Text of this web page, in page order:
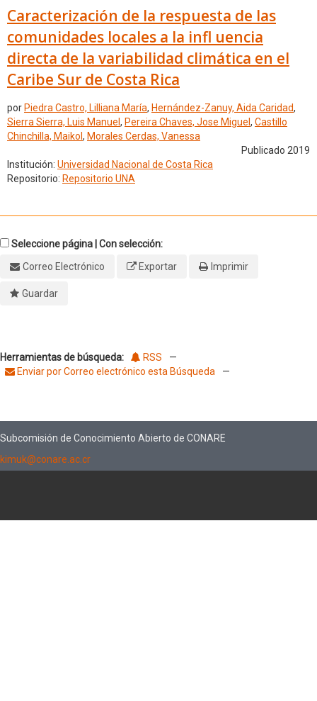
Caracterización de la respuesta de las
comunidades locales a la infl uencia
directa de la variabilidad climática en el
Caribe Sur de Costa Rica
por Piedra Castro, Lilliana María, Hernández-Zanuy, Aida Caridad,
Sierra Sierra, Luis Manuel , Pereira Chaves, Jose Miguel , Castillo
Chinchilla, Maikol , Morales Cerdas, Vanessa
Publicado 2019
Institución: Universidad Nacional de Costa Rica
Repositorio: Repositorio UNA
Seleccione página | Con selección:
Correo Electrónico
Exportar Imprimir
Guardar
Herramientas de búsqueda: RSS
—
Enviar por Correo electrónico esta Búsqueda
—
Subcomisión de Conocimiento Abierto de CONARE
kimuk@conare.ac.cr